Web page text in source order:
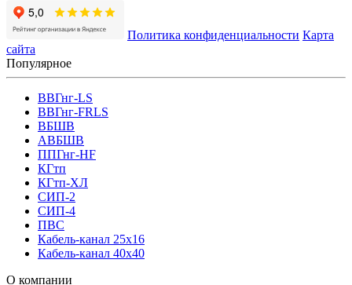
Политика конфиденциальности Карта
сайта
Популярное
ВВГнг-LS
ВВГнг-FRLS
ВБШВ
АВБШВ
ППГнг-HF
КГтп
КГтп-ХЛ
СИП-2
СИП-4
ПВС
Кабель-канал 25х16
Кабель-канал 40х40
О компании